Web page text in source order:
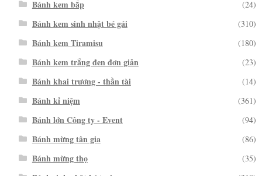
Bánh kem bắp (24)
Bánh kem sinh nhật bé gái (310)
Bánh kem Tiramisu (180)
Bánh kem trắng đen đơn giản (23)
Bánh khai trương - thần tài (14)
Bánh kỉ niệm (361)
Bánh lớn Công ty - Event (94)
Bánh mừng tân gia (86)
Bánh mừng thọ (35)